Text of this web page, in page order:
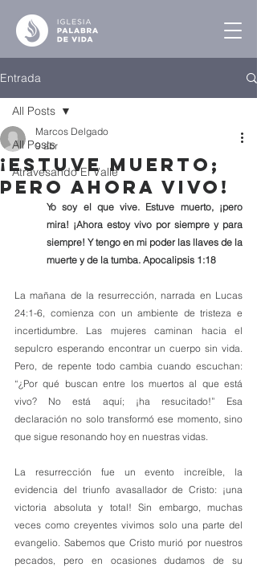
Entrada
All Posts
Atravesando El Valle
All Posts
¡Estuve Muerto;
pero Ahora Vivo!
Marcos Delgado
9 abr
Yo soy el que vive. Estuve muerto, ¡pero
mira! ¡Ahora estoy vivo por siempre y para
siempre! Y tengo en mi poder las llaves de la
muerte y de la tumba. Apocalipsis 1:18
La mañana de la resurrección, narrada en Lucas
24:1-6, comienza con un ambiente de tristeza e
incertidumbre. Las mujeres caminan hacia el
sepulcro esperando encontrar un cuerpo sin vida.
Pero, de repente todo cambia cuando escuchan:
“¿Por qué buscan entre los muertos al que está
vivo? No está aquí; ¡ha resucitado!” Esa
declaración no solo transformó ese momento, sino
que sigue resonando hoy en nuestras vidas.
La resurrección fue un evento increíble, la
evidencia del triunfo avasallador de Cristo: ¡una
victoria absoluta y total! Sin embargo, muchas
veces como creyentes vivimos solo una parte del
evangelio. Sabemos que Cristo murió por nuestros
pecados, pero en ocasiones dudamos de su